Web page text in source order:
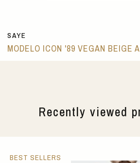
SAYE
MODELO ICON '89 VEGAN BEIGE
Recently viewed
BEST SELLERS